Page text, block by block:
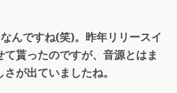
んですね(笑)。昨年リリースイ
貰ったのですが、音源とはま
が出ていましたね。